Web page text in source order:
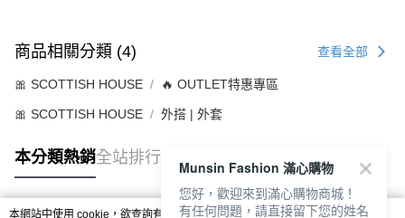
商品相關分類 (4) 查看全部
🎀 SCOTTISH HOUSE 🔥 OUTLET特惠專區
🎀 SCOTTISH HOUSE 外搭 | 外套
本分類熱銷全站排行
本網站中使用 cookie，欲查詢有關本網站使用 cookie 方式之詳情，及若您不希
Munsin Fashion 滿心購物
您好，歡迎來到滿心購物商城！
有任何問題，請直接留下您的姓名